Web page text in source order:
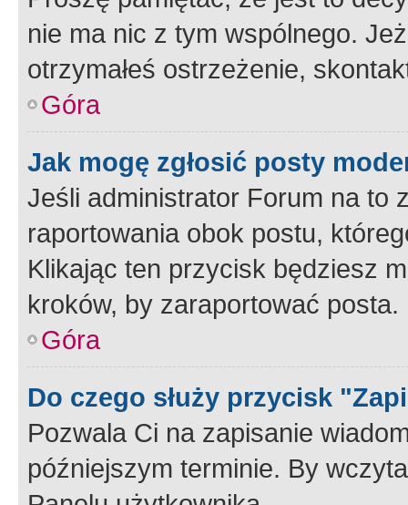
nie ma nic z tym wspólnego.
otrzymałeś ostrzeżenie,
Góra
Jak mogę zgłosić posty
Jeśli administrator Forum na to
raportowania obok postu,
Klikając ten przycisk będziesz
kroków, by zaraportować posta.
Góra
Do czego służy przycisk
Pozwala Ci na zapisanie
późniejszym terminie. By